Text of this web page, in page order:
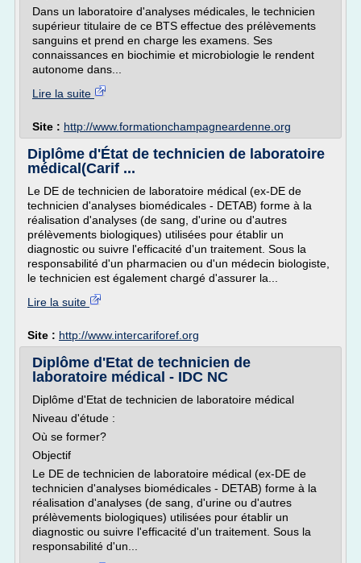
Dans un laboratoire d'analyses médicales, le technicien
supérieur titulaire de ce BTS effectue des prélèvements
sanguins et prend en charge les examens. Ses
connaissances en biochimie et microbiologie le rendent
autonome dans...
Lire la suite
Site : http://www.formationchampagneardenne.org
Diplôme d'État de technicien de laboratoire
médical(Carif ...
Le DE de technicien de laboratoire médical (ex-DE de
technicien d'analyses biomédicales - DETAB) forme à la
réalisation d'analyses (de sang, d'urine ou d'autres
prélèvements biologiques) utilisées pour établir un
diagnostic ou suivre l'efficacité d'un traitement. Sous la
responsabilité d'un pharmacien ou d'un médecin biologiste,
le technicien est également chargé d'assurer la...
Lire la suite
Site : http://www.intercariforef.org
Diplôme d'Etat de technicien de
laboratoire médical - IDC NC
Diplôme d'Etat de technicien de laboratoire médical
Niveau d'étude :
Où se former?
Objectif
Le DE de technicien de laboratoire médical (ex-DE de
technicien d'analyses biomédicales - DETAB) forme à la
réalisation d'analyses (de sang, d'urine ou d'autres
prélèvements biologiques) utilisées pour établir un
diagnostic ou suivre l'efficacité d'un traitement. Sous la
responsabilité d'un...